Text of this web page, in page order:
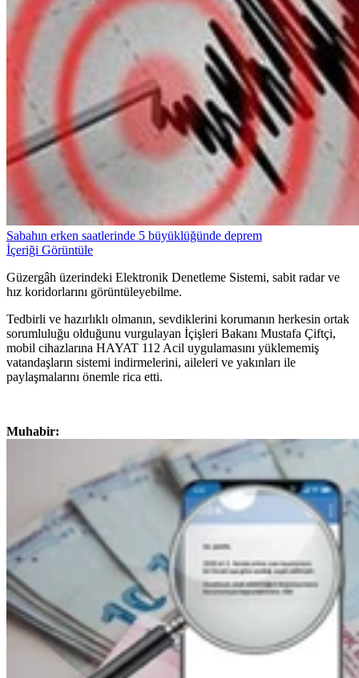
Sabahın erken saatlerinde 5 büyüklüğünde deprem
İçeriği Görüntüle
Güzergâh üzerindeki Elektronik Denetleme Sistemi, sabit radar ve
hız koridorlarını görüntüleyebilme.
Tedbirli ve hazırlıklı olmanın, sevdiklerini korumanın herkesin ortak
sorumluluğu olduğunu vurgulayan İçişleri Bakanı Mustafa Çiftçi,
mobil cihazlarına HAYAT 112 Acil uygulamasını yüklememiş
vatandaşların sistemi indirmelerini, aileleri ve yakınları ile
paylaşmalarını önemle rica etti.
Muhabir: